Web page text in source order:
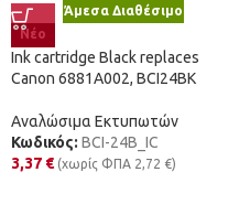
Άμεσα Διαθέσιμο
Νέο
Ink cartridge Black replaces
Canon 6881A002, BCI24BK
Αναλώσιμα Εκτυπωτών
Κωδικός: BCI-24B_IC
3,37 € (χωρίς ΦΠΑ 2,72 €)